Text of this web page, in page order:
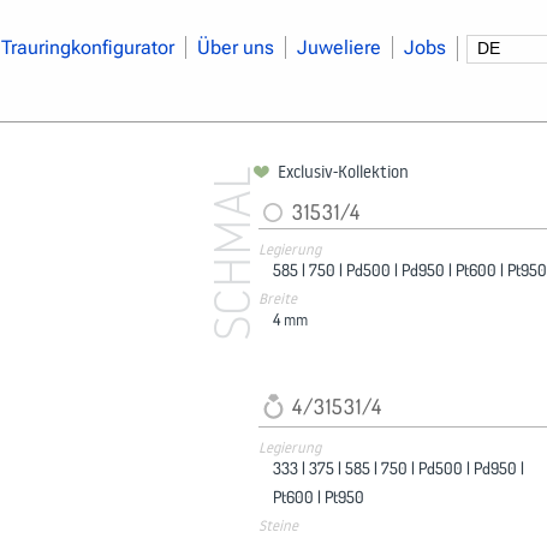
Trauringkonfigurator Über uns Juweliere Jobs
SCHMAL Exclusiv-Kollektion
31531/4
Legierung
585 | 750 | Pd500 | Pd950 | Pt600 | Pt950
Breite
4 mm
4/31531/4
Legierung
333 | 375 | 585 | 750 | Pd500 | Pd950 |
Pt600 | Pt950
Steine